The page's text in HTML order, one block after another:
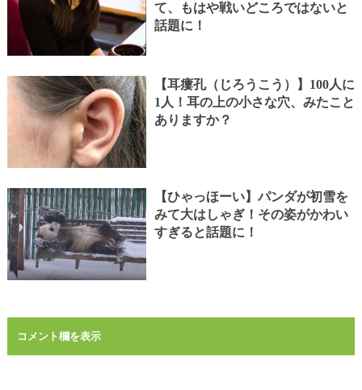
て、もはや戦いどころではないと
話題に！
【耳瘻孔（じろうこう）】100人に
1人！耳の上の小さな穴、みたこと
ありますか？
【ひゃっほーい】パンダが初雪を
みて大はしゃぎ！その姿がかわい
すぎると話題に！
コメント欄を表示